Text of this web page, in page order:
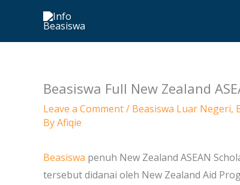
content
Beasiswa Full New Zealand
Leave a Comment/ Beasiswa Luar Negeri,
ByAfiqie
Beasiswa penuh New Zealand ASEAN
tersebut didanai oleh New Zealand Aid